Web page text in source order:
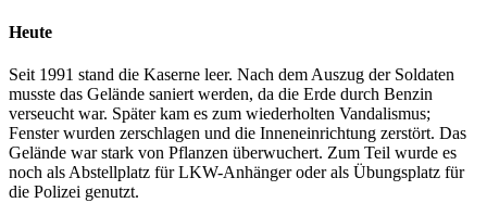
Heute
Seit 1991 stand die Kaserne leer. Nach dem Auszug der Soldaten
musste das Gelände saniert werden, da die Erde durch Benzin
verseucht war. Später kam es zum wiederholten Vandalismus;
Fenster wurden zerschlagen und die Inneneinrichtung zerstört. Das
Gelände war stark von Pflanzen überwuchert. Zum Teil wurde es
noch als Abstellplatz für LKW-Anhänger oder als Übungsplatz für
die Polizei genutzt.